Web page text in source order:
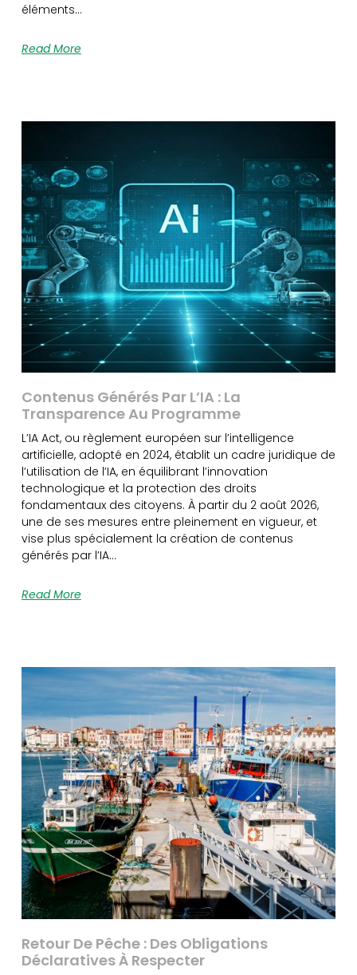
éléments…
Read More
Contenus Générés Par L’IA : La
Transparence Au Programme
L’IA Act, ou règlement européen sur l’intelligence
artificielle, adopté en 2024, établit un cadre juridique de
l’utilisation de l’IA, en équilibrant l’innovation
technologique et la protection des droits
fondamentaux des citoyens. À partir du 2 août 2026,
une de ses mesures entre pleinement en vigueur, et
vise plus spécialement la création de contenus
générés par l’IA…
Read More
Retour De Pêche : Des Obligations
Déclaratives À Respecter